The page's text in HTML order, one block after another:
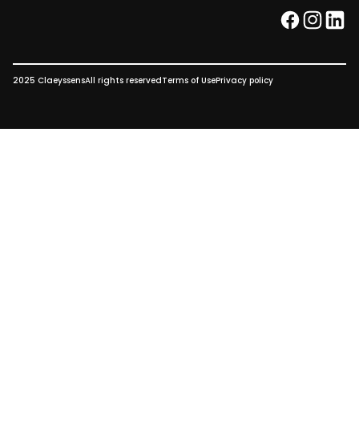
facebook
2025 ClaeyssensAll rights reservedTerms of UsePrivacy policy